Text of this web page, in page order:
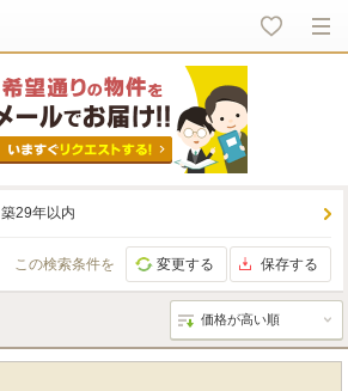
築29年以内
この検索条件を 変更する 保存する